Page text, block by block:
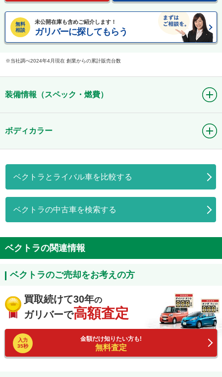
無料
相談
未公開在庫も含めご紹介します！
ガリバーに探してもらう
当社調べ2024年4月現在 創業からの累計販売台数
装備情報（スペック・燃費）
ボディカラー
ベクトラとライバル車を比較する
ベクトラの中古車を検索する
ベクトラの関連情報
ベクトラのご売却をお考えの方
買取続けて30年の
ガリバーで高額査定
入力
35秒
金額だけ知りたい方も!
無料査定